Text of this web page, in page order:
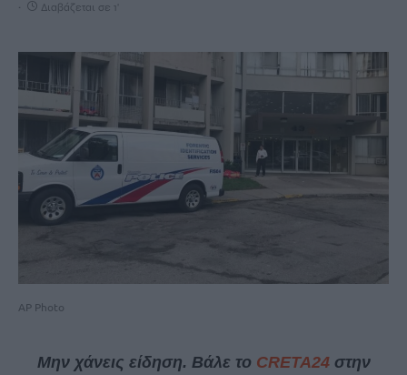
Διαβάζεται σε 1'
AP Photo
Μην χάνεις είδηση. Βάλε το CRETA24στην